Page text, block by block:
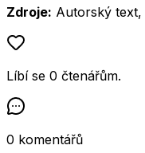
Zdroje: Autorský text,
Líbí se 0 čtenářům.
0 komentářů